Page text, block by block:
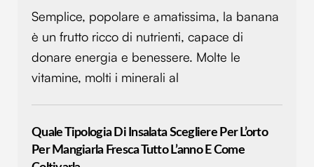
Semplice, popolare e amatissima, la banana
è un frutto ricco di nutrienti, capace di
donare energia e benessere. Molte le
vitamine, molti i minerali al
Quale Tipologia Di Insalata Scegliere Per L’orto
Per Mangiarla Fresca Tutto L’anno E Come